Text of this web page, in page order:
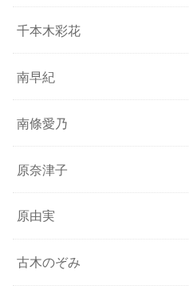
千本木彩花
南早紀
南條愛乃
原奈津子
原由実
古木のぞみ